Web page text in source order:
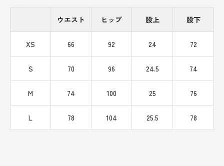
ウエスト ヒップ 股上 股下
XS 66 92 24 72
S 70 96 24.5 74
M 74 100 25 76
L 78 104 25.5 78